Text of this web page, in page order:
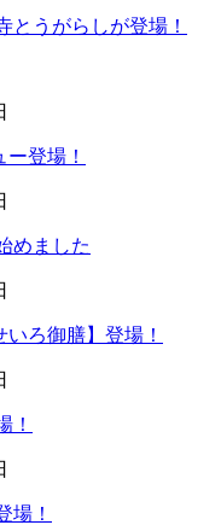
とうがらしが登場！
登場！
めました
ろ御膳】登場！
！
場！